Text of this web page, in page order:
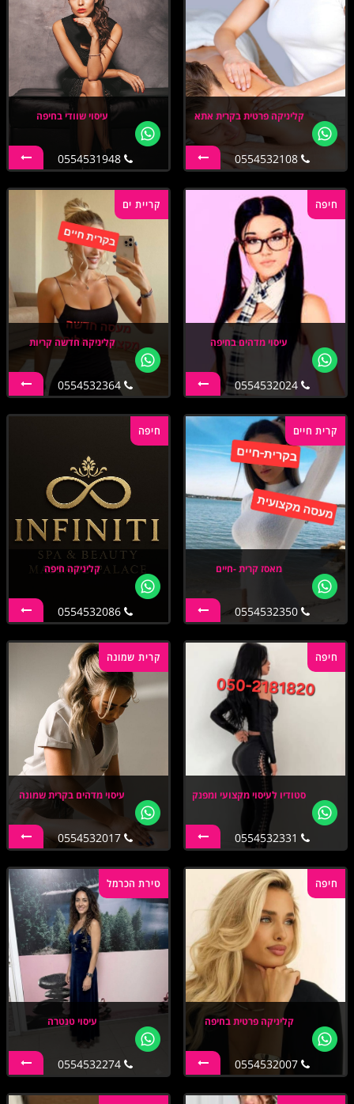
קליניקה פרטית בקרית אתא
0554532108
עיסוי שוודי בחיפה
0554531948
חיפה
עיסוי מדהים בחיפה
0554532024
קריית ים
קליניקה חדשה קריות
0554532364
קרית חיים
מאסז קרית -חיים
0554532350
חיפה
קליניקה חיפה
0554532086
חיפה
סטודיו לעיסוי מקצועי ומפנק
קרית שמונה
עיסוי מדהים בקרית שמונה
0554532017
חיפה
קליניקה פרטית בחיפה
0554532007
טירת הכרמל
עיסוי טנטרה
0554532274